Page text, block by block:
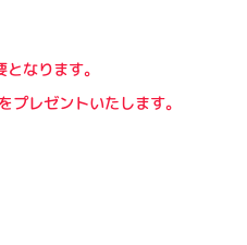
なります。
プレゼントいたします。